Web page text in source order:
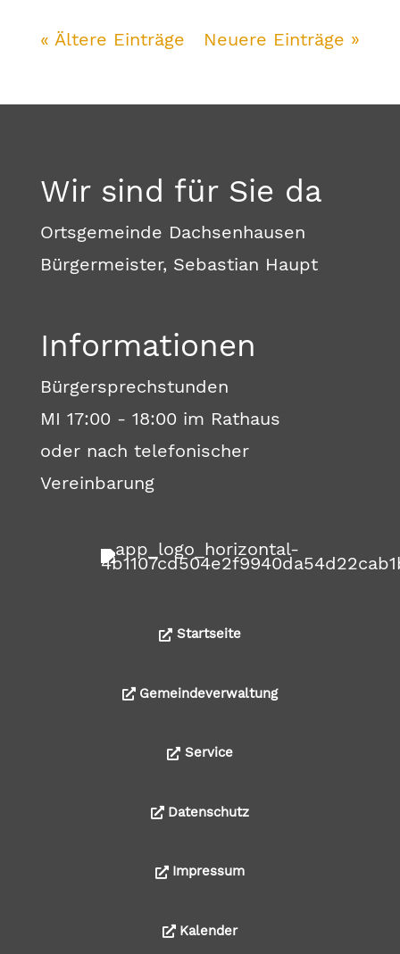
« Ältere Einträge Neuere Einträge »
Wir sind für Sie da
Ortsgemeinde Dachsenhausen
Bürgermeister, Sebastian Haupt
Informationen
Bürgersprechstunden
MI 17:00 - 18:00 im Rathaus
oder nach telefonischer
Vereinbarung
Startseite
Gemeindeverwaltung
Service
Datenschutz
Impressum
Kalender